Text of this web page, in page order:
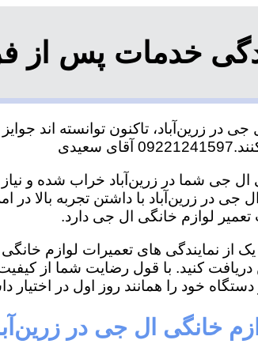
خدمات پس از
در زرین‌آباد، تاکنون توانسته اند
جی شما در زرین‌آباد خراب شده و نیاز
جی در زرین‌آباد با داشتن تجربه بالا در
تعمیر لوازم خانگی ال جی دارد.
از نمایندگی های تعمیرات لوازم
کنید. با قول رضایت شما از
خود را همانند روز اول در اختیار
خانگی ال جی در